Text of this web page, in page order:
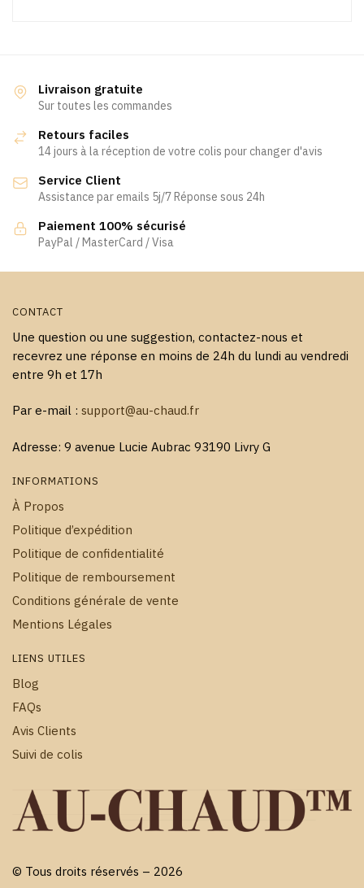
Livraison gratuite
Sur toutes les commandes
Retours faciles
14 jours à la réception de votre colis pour changer d'avis
Service Client
Assistance par emails 5j/7 Réponse sous 24h
Paiement 100% sécurisé
PayPal / MasterCard / Visa
CONTACT
Une question ou une suggestion, contactez-nous et
recevrez une réponse en moins de 24h du lundi au vendredi
entre 9h et 17h
Par e-mail : support@au-chaud.fr
Adresse: 9 avenue Lucie Aubrac 93190 Livry G
INFORMATIONS
À Propos
Politique d’expédition
Politique de confidentialité
Politique de remboursement
Conditions générale de vente
Mentions Légales
LIENS UTILES
Blog
FAQs
Avis Clients
Suivi de colis
© Tous droits réservés – 2026